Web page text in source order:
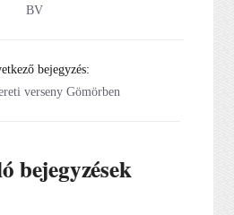
BV
bejegyzés:
verseny Gömörben
bejegyzések